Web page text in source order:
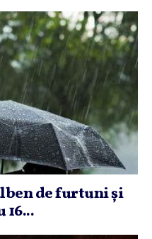
de furtuni şi